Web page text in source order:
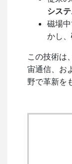
シス
磁場
かし、
この技術は
宙通信、お
野で革新を